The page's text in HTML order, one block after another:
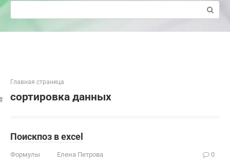
Поиск:
Главная страница
сортировка данных
Поискпоз в excel
Формулы Елена Петрова 0